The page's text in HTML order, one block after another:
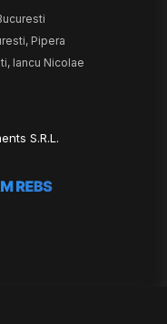
Pipera
Iancu Nicolae
S.R.L.